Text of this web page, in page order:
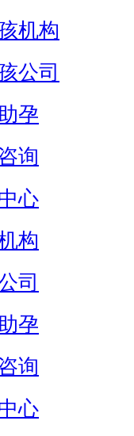
机构
公司
孕
询
心
构
司
孕
询
心